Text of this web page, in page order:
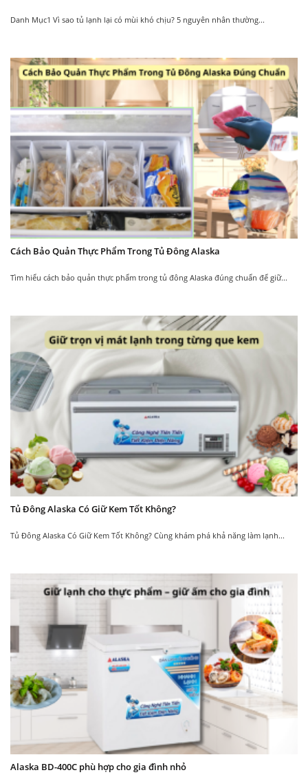
Máy lọc nước R.O ALASKA bảo hành 02 năm
Danh Mục1 Vì sao tủ lạnh lại có mùi khó chịu? 5 nguyên nhân thường...
Cách Bảo Quản Thực Phẩm Trong Tủ Đông Alaska
Tìm hiểu cách bảo quản thực phẩm trong tủ đông Alaska đúng chuẩn để giữ...
Tủ Đông Alaska Có Giữ Kem Tốt Không?
Tủ Đông Alaska Có Giữ Kem Tốt Không? Cùng khám phá khả năng làm lạnh...
Alaska BD-400C phù hợp cho gia đình nhỏ